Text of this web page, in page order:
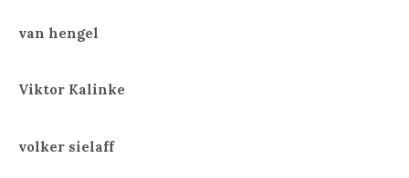
van hengel
Viktor Kalinke
volker sielaff